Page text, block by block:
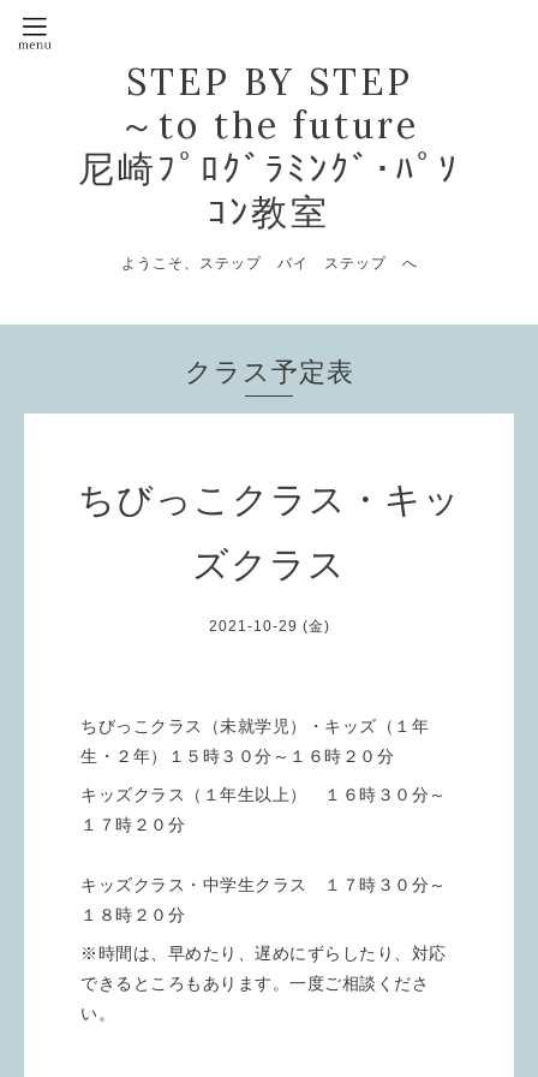
STEP BY STEP
～to the future
尼崎ﾌﾟﾛｸﾞﾗﾐﾝｸﾞ･ﾊﾟｿ
ｺﾝ教室
ようこそ、ステップ バイ ステップ へ
クラス予定表
ちびっこクラス・キッ
ズクラス
2021-10-29 (金)
ちびっこクラス（未就学児）・キッズ（１年
生・２年）１５時３０分～１６時２０分
キッズクラス（１年生以上） １６時３０分～
１７時２０分
キッズクラス・中学生クラス １７時３０分～
１８時２０分
※時間は、早めたり、遅めにずらしたり、対応
できるところもあります。一度ご相談くださ
い。